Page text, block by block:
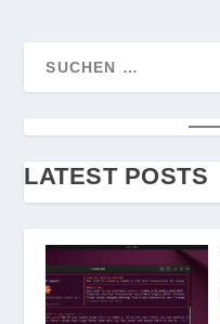
LATEST POSTS